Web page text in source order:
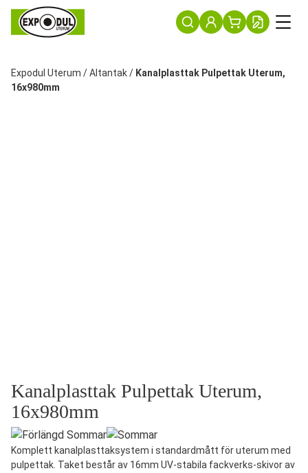
Expodul Uterum /Altantak/ Kanalplasttak Pulpettak Uterum,
16x980mm
Kanalplasttak Pulpettak Uterum,
16x980mm
Komplett kanalplasttaksystem i standardmått för uterum med
pulpettak. Taket består av 16mm UV-stabila fackverks-skivor av